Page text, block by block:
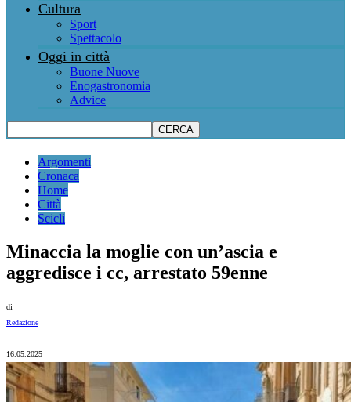
Cultura
Sport
Spettacolo
Oggi in città
Buone Nuove
Enogastronomia
Advice
Argomenti
Cronaca
Home
Città
Scicli
Minaccia la moglie con un’ascia e
aggredisce i cc, arrestato 59enne
di
Redazione
-
16.05.2025